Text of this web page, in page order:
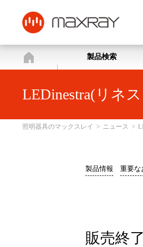
照明器
製品検索
LEDinestra(リネ
照明器具のマックスレイ > ニュース >
製品情報 重要な
販売終